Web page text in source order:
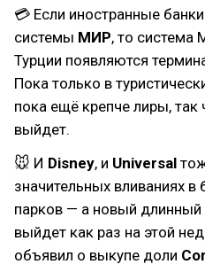
💳 Если иностранные
системы МИР, то система
Турции появляются
Пока только в
пока ещё крепче лиры, так
выйдет.
🐭 И Disney, и Universal
значительных вливаниях в
парков — а новый
выйдет как раз на этой
объявил о выкупе доли